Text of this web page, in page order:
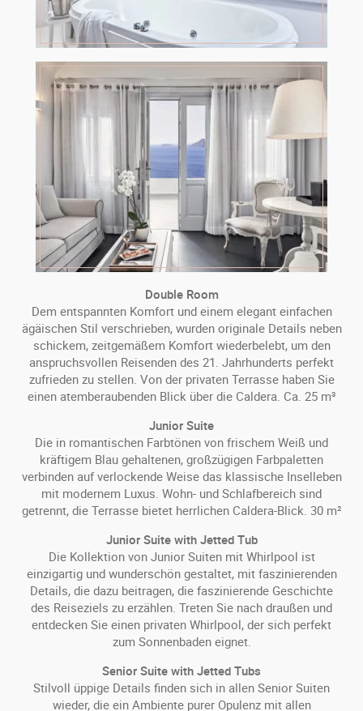
Double Room
Dem entspannten Komfort und einem elegant einfachen
ägäischen Stil verschrieben, wurden originale Details neben
schickem, zeitgemäßem Komfort wiederbelebt, um den
anspruchsvollen Reisenden des 21. Jahrhunderts perfekt
zufrieden zu stellen. Von der privaten Terrasse haben Sie
einen atemberaubenden Blick über die Caldera. Ca. 25 m³
Junior Suite
Die in romantischen Farbtönen von frischem Weiß und
kräftigem Blau gehaltenen, großzügigen Farbpaletten
verbinden auf verlockende Weise das klassische Inselleben
mit modernem Luxus. Wohn- und Schlafbereich sind
getrennt, die Terrasse bietet herrlichen Caldera-Blick. 30 m²
Junior Suite with Jetted Tub
Die Kollektion von Junior Suiten mit Whirlpool ist
einzigartig und wunderschön gestaltet, mit faszinierenden
Details, die dazu beitragen, die faszinierende Geschichte
des Reiseziels zu erzählen. Treten Sie nach draußen und
entdecken Sie einen privaten Whirlpool, der sich perfekt
zum Sonnenbaden eignet.
Senior Suite with Jetted Tubs
Stilvoll üppige Details finden sich in allen Senior Suiten
wieder, die ein Ambiente purer Opulenz mit allen